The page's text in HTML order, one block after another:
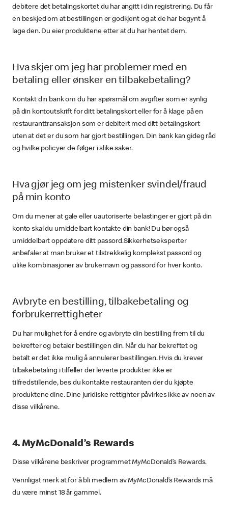
debitere det betalingskortet du har angitt i din registrering. Du får
en beskjed om at bestillingen er godkjent og at de har begynt å
lage den. Du eier produktene etter at du har hentet dem.
Hva skjer om jeg har problemer med en
betaling eller ønsker en tilbakebetaling?
Kontakt din bank om du har spørsmål om avgifter som er synlig
på din kontoutskrift for ditt betalingskort eller for å klage på en
restauranttransaksjon som er debitert med ditt betalingskort
uten at det er du som har gjort bestillingen. Din bank kan gideg råd
og hvilke policyer de følger i slike saker.
Hva gjør jeg om jeg mistenker svindel/fraud
på min konto
Om du mener at gale eller uautoriserte belastinger er gjort på din
konto skal du umiddelbart kontakte din bank! Du bør også
umiddelbart oppdatere ditt passord.Sikkerhetseksperter
anbefaler at man bruker et tilstrekkelig komplekst passord og
ulike kombinasjoner av brukernavn og passord for hver konto.
Avbryte en bestilling, tilbakebetaling og
forbrukerrettigheter
Du har mulighet for å endre og avbryte din bestilling frem til du
bekrefter og betaler bestillingen din. Når du har bekreftet og
betalt er det ikke mulig å annulerer bestillingen. Hvis du krever
tilbakebetaling i tilfeller der leverte produkter ikke er
tilfredstillende, bes du kontakte restauranten der du kjøpte
produktene dine. Dine juridiske rettighter påvirkes ikke av noen av
disse vilkårene.
4. MyMcDonald’s Rewards
Disse vilkårene beskriver programmet MyMcDonald’s Rewards.
Vennligst merk at for å bli medlem av MyMcDonald’s Rewards må
du være minst 18 år gammel.